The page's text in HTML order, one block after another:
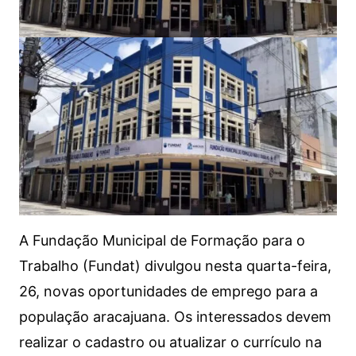
A Fundação Municipal de Formação para o
Trabalho (Fundat) divulgou nesta quarta-feira,
26, novas oportunidades de emprego para a
população aracajuana. Os interessados devem
realizar o cadastro ou atualizar o currículo na